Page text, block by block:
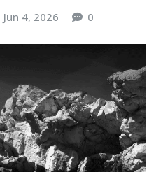
Jun 4, 2026 0